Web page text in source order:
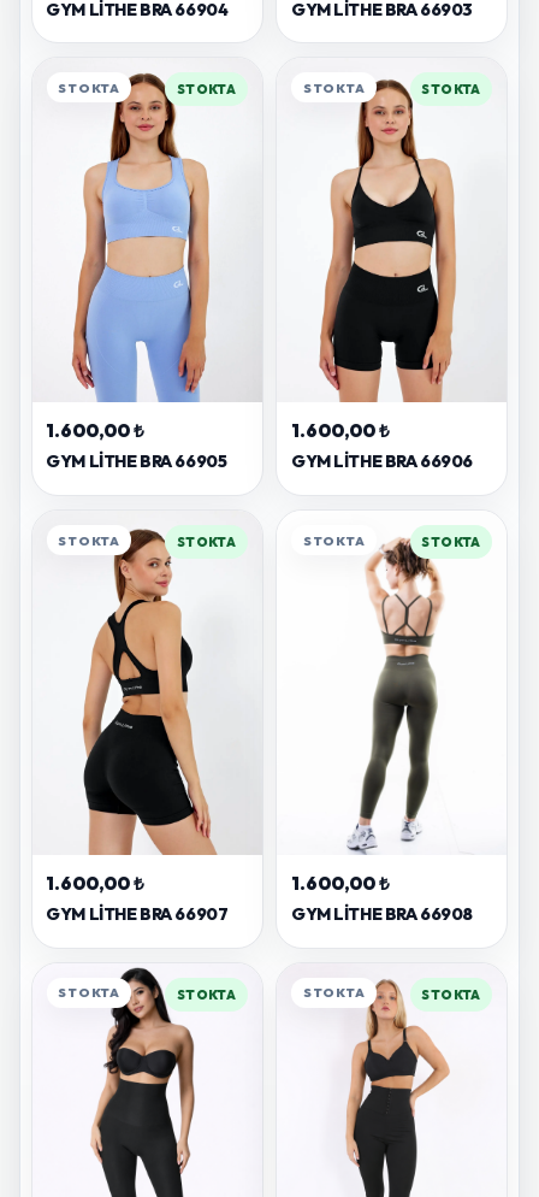
GYM LITHE BRA 66904 GYM LITHE BRA 66903
STOKTA STOKTA
1.600,00 ₺
GYM LITHE BRA 66905
STOKTA STOKTA
1.600,00 ₺
GYM LITHE BRA 66906
STOKTA STOKTA
1.600,00 ₺
GYM LITHE BRA 66907
STOKTA STOKTA
1.600,00 ₺
GYM LITHE BRA 66908
STOKTA STOKTA STOKTA STOKTA